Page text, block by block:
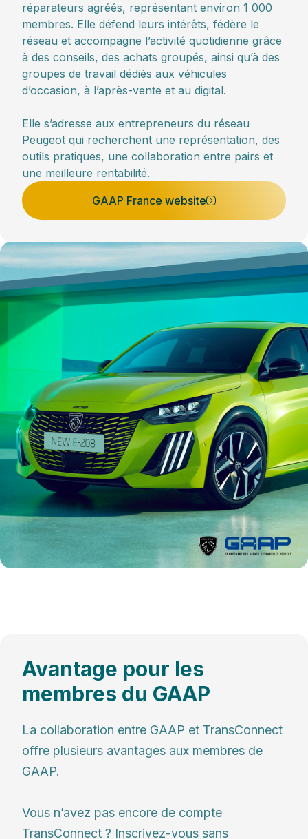
réparateurs agréés, représentant environ 1 000
membres. Elle défend leurs intérêts, fédère le
réseau et accompagne l’activité quotidienne grâce
à des conseils, des achats groupés, ainsi qu’à des
groupes de travail dédiés aux véhicules
d’occasion, à l’après-vente et au digital.
Elle s’adresse aux entrepreneurs du réseau
Peugeot qui recherchent une représentation, des
outils pratiques, une collaboration entre pairs et
une meilleure rentabilité.
GAAP France website
Avantage pour les
membres du GAAP
La collaboration entre GAAP et TransConnect
offre plusieurs avantages aux membres de
GAAP.
Vous n’avez pas encore de compte
TransConnect ? Inscrivez-vous sans